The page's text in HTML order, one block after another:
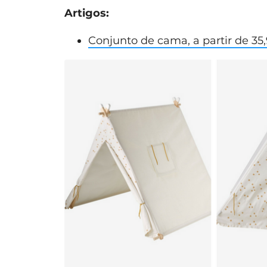
Artigos:
Conjunto de cama, a partir de